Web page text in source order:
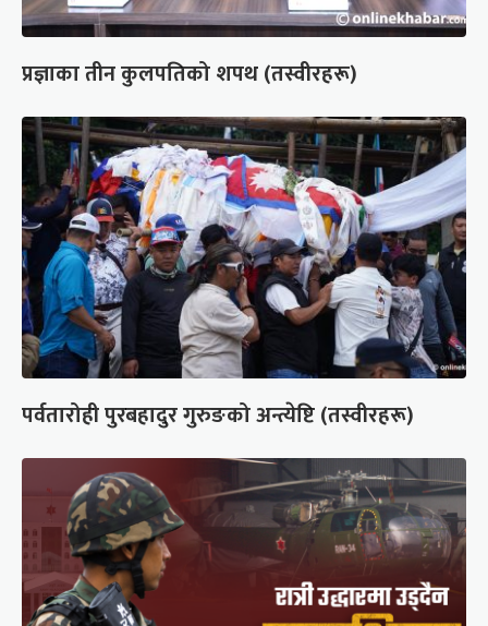
प्रज्ञाका तीन कुलपतिको शपथ (तस्वीरहरू)
पर्वतारोही पुरबहादुर गुरुङको अन्त्येष्टि (तस्वीरहरू)